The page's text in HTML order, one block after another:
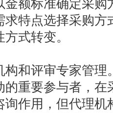
金额标准确定采购
求特点选择采购方
式转变。
评审专家管理
的重要参与者，在
询作用，但代理机